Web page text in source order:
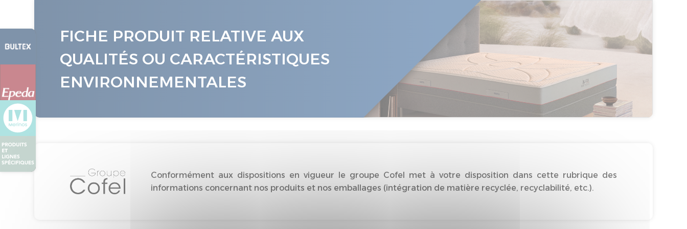
FICHE PRODUIT RELATIVE AUX
QUALITÉS OU CARACTÉRISTIQUES
ENVIRONNEMENTALES
Conformément aux dispositions en vigueur le groupe Cofel met à votre disposition dans cette rubrique des
informations concernant nos produits et nos emballages (intégration de matière recyclée, recyclabilité, etc.).